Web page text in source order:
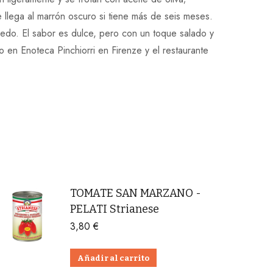
al marrón oscuro si tiene más de seis meses.
El sabor es dulce, pero con un toque salado y
Enoteca Pinchiorri en Firenze y el restaurante
TOMATE SAN MARZANO -
PELATI Strianese
3,80€
Añadir al carrito